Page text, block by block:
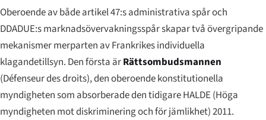
Oberoende av både artikel 47:s administrativa spår och
DDADUE:s marknadsövervakningsspår skapar två övergripande
mekanismer merparten av Frankrikes individuella
klagandetillsyn. Den första ärRättsombudsmannen
(Défenseur des droits), den oberoende konstitutionella
myndigheten som absorberade den tidigareHALDE(Höga
myndigheten mot diskriminering och för jämlikhet) 2011.